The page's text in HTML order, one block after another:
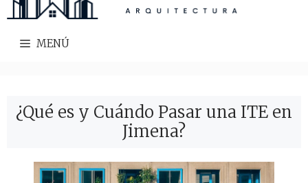
MENÚ
¿Qué es y Cuándo Pasar una ITE en
Jimena?